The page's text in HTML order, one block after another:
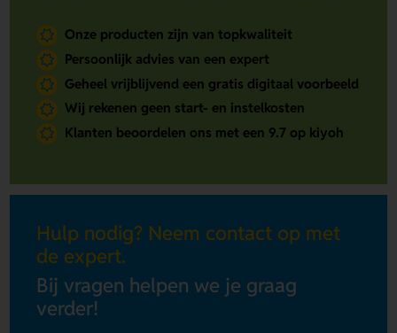
Onze producten zijn van topkwaliteit
Persoonlijk advies van een expert
Geheel vrijblijvend een gratis digitaal voorbeeld
Wij rekenen geen start- en instelkosten
Klanten beoordelen ons met een 9.7 op kiyoh
Hulp nodig? Neem contact op met
de expert.
Bij vragen helpen we je graag
verder!